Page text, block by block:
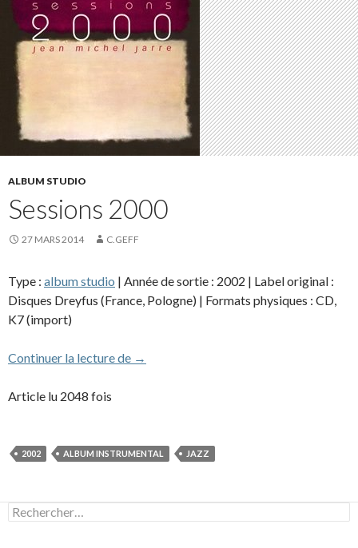
ALBUM STUDIO
Sessions 2000
27 MARS 2014 C.GEFF
Type : album studio | Année de sortie : 2002 | Label original :
Disques Dreyfus (France, Pologne) | Formats physiques : CD,
K7 (import)
Continuer la lecture de Sessions 2000
→
Article lu 2048 fois
2002 ALBUM INSTRUMENTAL JAZZ
Rechercher :